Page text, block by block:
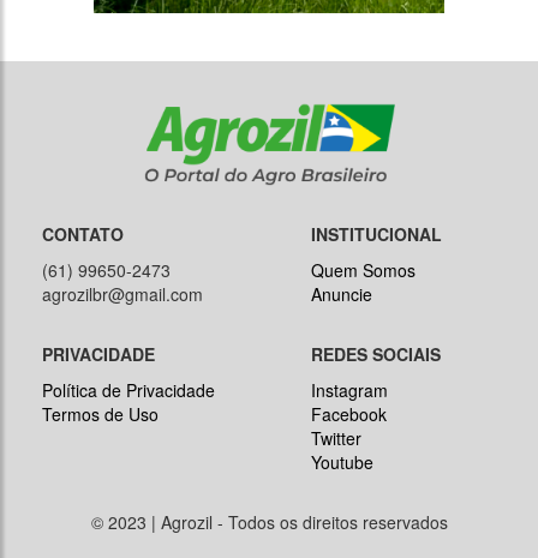
CONTATO
(61) 99650-2473
agrozilbr@gmail.com
INSTITUCIONAL
Quem Somos
Anuncie
PRIVACIDADE
Política de Privacidade
Termos de Uso
REDES SOCIAIS
Instagram
Facebook
Twitter
Youtube
© 2023 | Agrozil - Todos os direitos reservados